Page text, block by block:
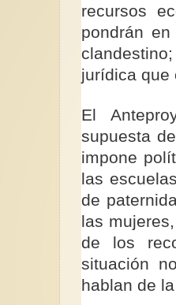
recursos
pondrán
jurídica que
El
supuesta
impone
las
de
las
de los
situación
hablan de